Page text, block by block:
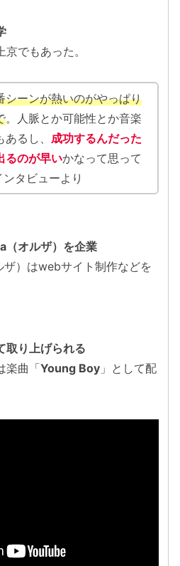
でもあった。
シーンが熱いのがやっぱり
。人脈とか可能性とか音楽
るし、 成功するんだった
るのが早いかなって思って
タビューより
（オルザ）を企業
）はwebサイト制作などを
取り上げられる
楽曲「Young Boy 」として配